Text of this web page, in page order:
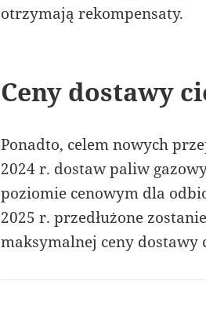
otrzymają rekompensaty.
Ceny dostawy
Ponadto, celem nowych
2024 r. dostaw paliw
poziomie cenowym dla
2025 r. przedłużone
maksymalnej ceny dostawy